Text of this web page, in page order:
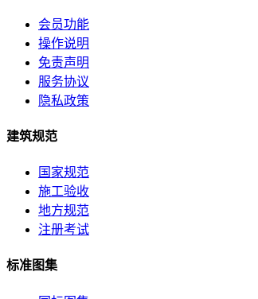
会员功能
操作说明
免责声明
服务协议
隐私政策
建筑规范
国家规范
施工验收
地方规范
注册考试
标准图集